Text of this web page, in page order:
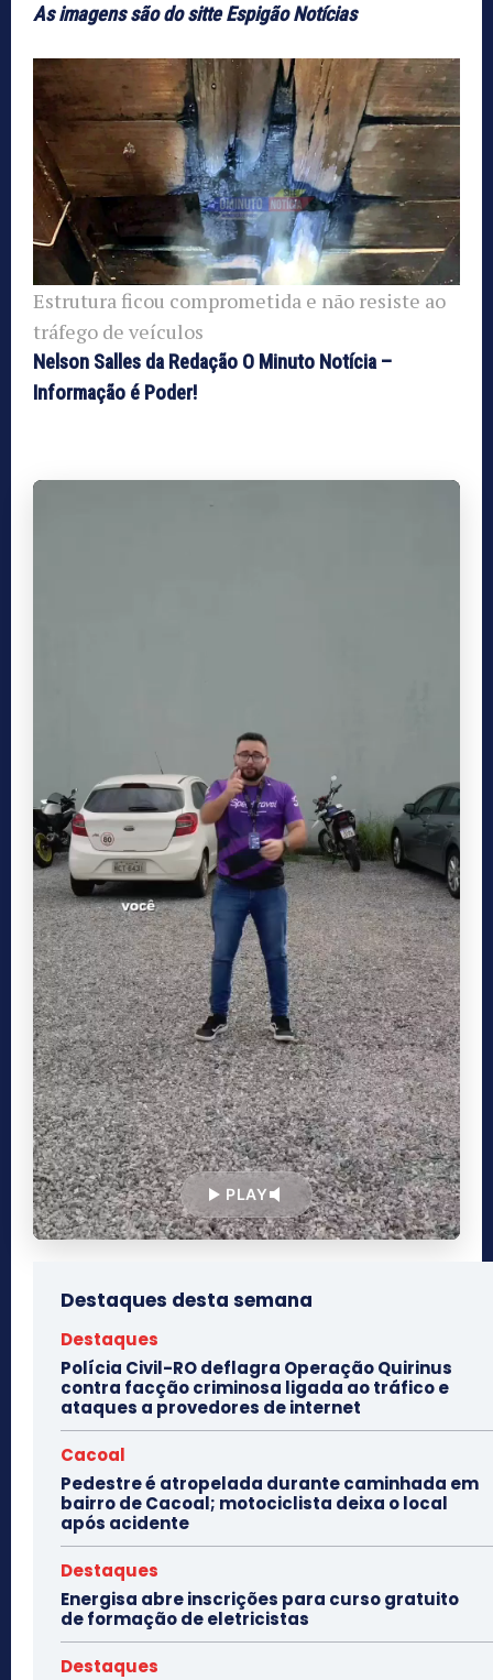
As imagens são do sitte Espigão Notícias
Estrutura ficou comprometida e não resiste ao
tráfego de veículos
Nelson Salles da Redação O Minuto Notícia –
Informação é Poder!
PLAY
Destaques desta semana
Destaques
Polícia Civil-RO deflagra Operação Quirinus
contra facção criminosa ligada ao tráfico e
ataques a provedores de internet
Cacoal
Pedestre é atropelada durante caminhada em
bairro de Cacoal; motociclista deixa o local
após acidente
Destaques
Energisa abre inscrições para curso gratuito
de formação de eletricistas
Destaques